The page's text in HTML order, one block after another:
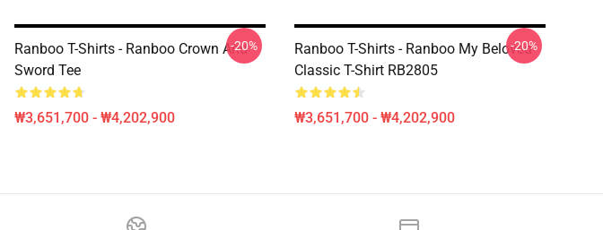
Ranboo T-Shirts - Ranboo Crown And
Sword Tee
₩3,651,700 - ₩4,202,900
-20%
Ranboo T-Shirts - Ranboo My Beloved
Classic T-Shirt RB2805
₩3,651,700 - ₩4,202,900
-20%